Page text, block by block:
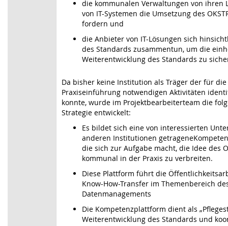
die kommunalen Verwaltungen von ihren
von IT-Systemen die Umsetzung des
fordern und
die Anbieter von IT-Lösungen sich
des Standards zusammentun, um die
Weiterentwicklung des Standards zu
Da bisher keine Institution als Träger der für die
Praxiseinführung notwendigen Aktivitäten
konnte, wurde im Projektbearbeiterteam die
Strategie entwickelt:
Es bildet sich eine von interessierten
anderen Institutionen
die sich zur Aufgabe macht, die Idee des
kommunal in der Praxis zu verbreiten.
Diese Plattform führt die
Know-How-Transfer im Themenbereich
Datenmanagements
Die Kompetenzplattform dient als
Weiterentwicklung des Standards und